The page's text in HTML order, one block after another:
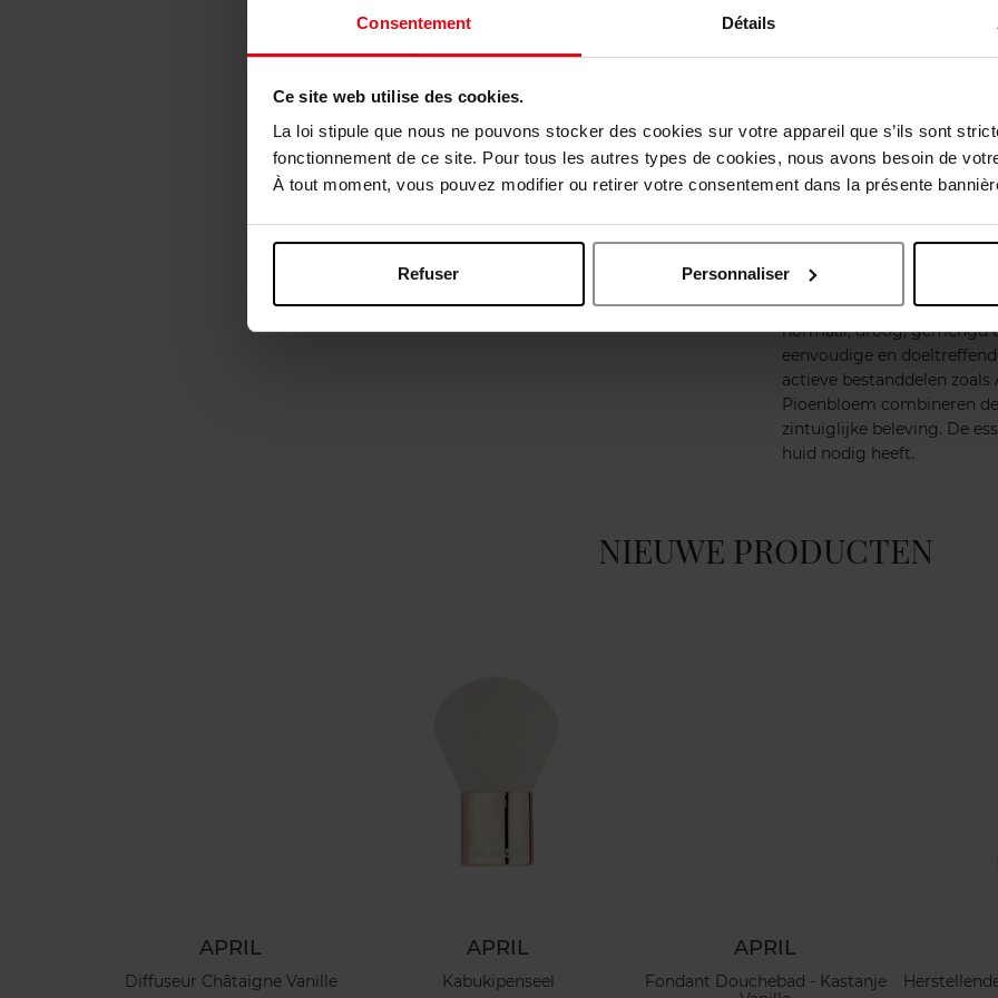
Consentement Détails
Ce site web utilise des cookies.
La loi stipule que nous ne pouvons stocker des cookies sur votre appareil que s’ils sont
fonctionnement de ce site. Pour tous les autres types de cookies, nous avons besoin de
À tout moment, vous pouvez modifier ou retirer votre consentement dans la présente
Refuser Personnaliser
De essentie
huid
Geproduceerd in het hart
gezichtsverzorgingslijn
haar toewijding aan een
De producten zijn vegan
van natuurlijke
hydraterend, anti-aging,
Ontworpen om zich aan te
normaal, droog, gemengd
eenvoudige en
actieve bestanddelen
Pioenbloem combineren
zintuiglijke beleving. De
huid nodig heeft.
NIEUWE PRODUCTEN
APRIL
Diffuseur Châtaigne Vanille
APRIL
Kabukipenseel
APRIL
Fondant Douchebad - Kastanje